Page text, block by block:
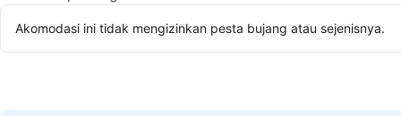
Akomodasi ini tidak mengizinkan pesta bujang atau sejenisnya.